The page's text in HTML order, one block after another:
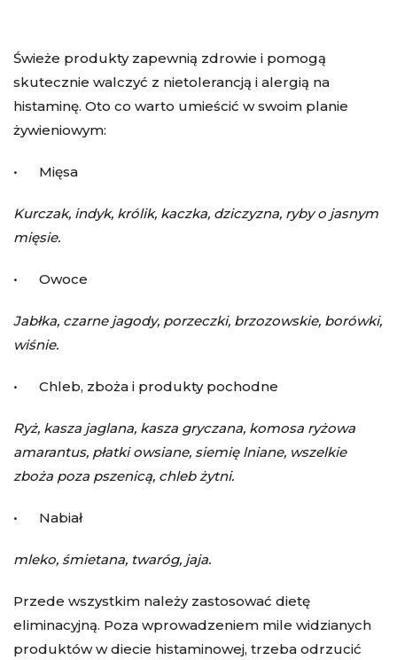
Świeże produkty zapewnią zdrowie i pomogą
skutecznie walczyć z nietolerancją i alergią na
histaminę. Oto co warto umieścić w swoim planie
żywieniowym:
• Mięsa
Kurczak, indyk, królik, kaczka, dziczyzna, ryby o jasnym
mięsie.
• Owoce
Jabłka, czarne jagody, porzeczki, brzozowskie, borówki,
wiśnie.
• Chleb, zboża i produkty pochodne
Ryż, kasza jaglana, kasza gryczana, komosa ryżowa
amarantus, płatki owsiane, siemię lniane, wszelkie
zboża poza pszenicą, chleb żytni.
• Nabiał
mleko, śmietana, twaróg, jaja.
Przede wszystkim należy zastosować dietę
eliminacyjną. Poza wprowadzeniem mile widzianych
produktów w diecie histaminowej, trzeba odrzucić